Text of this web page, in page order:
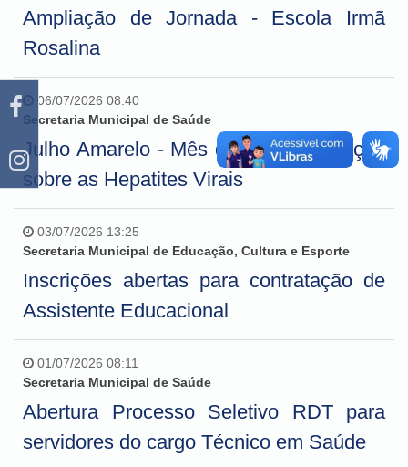
Ampliação de Jornada - Escola Irmã
Rosalina
06/07/2026 08:40
Secretaria Municipal de Saúde
Julho Amarelo - Mês de conscientização
sobre as Hepatites Virais
03/07/2026 13:25
Secretaria Municipal de Educação, Cultura e Esporte
Inscrições abertas para contratação de
Assistente Educacional
01/07/2026 08:11
Secretaria Municipal de Saúde
Abertura Processo Seletivo RDT para
servidores do cargo Técnico em Saúde